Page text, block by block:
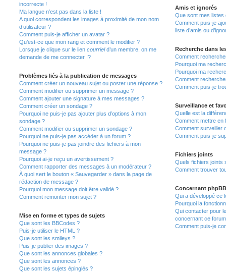
incorrecte !
Ma langue n’est pas dans la liste !
A quoi correspondent les images à proximité de mon nom
d’utilisateur ?
Comment puis-je afficher un avatar ?
Qu’est-ce que mon rang et comment le modifier ?
Lorsque je clique sur le lien courrield’un membre, on me
demande de me connecter !?
Problèmes liés à la publication de messages
Comment créer un nouveau sujet ou poster une réponse ?
Comment modifier ou supprimer un message ?
Comment ajouter une signature à mes messages ?
Comment créer un sondage ?
Pourquoi ne puis-je pas ajouter plus d’options à mon
sondage ?
Comment modifier ou supprimer un sondage ?
Pourquoi ne puis-je pas accéder à un forum ?
Pourquoi ne puis-je pas joindre des fichiers à mon
message ?
Pourquoi ai-je reçu un avertissement ?
Comment rapporter des messages à un modérateur ?
À quoi sert le bouton « Sauvegarder » dans la page de
rédaction de message ?
Pourquoi mon message doit être validé ?
Comment remonter mon sujet ?
Mise en forme et types de sujets
Que sont les BBCodes ?
Puis-je utiliser le HTML ?
Que sont les smileys ?
Puis-je publier des images ?
Que sont les annonces globales ?
Que sont les annonces ?
Que sont les sujets épinglés ?
Amis et ignorés
Que sont mes listes
Comment puis-je
liste d’amis ou
Recherche dans
Comment
Pourquoi ma
Pourquoi ma
Comment
Comment puis-je
Surveillance et
Quelle est la
Comment mettre en
Comment surveiller
Comment puis-je
Fichiers joints
Quels fichiers joints
Comment trouver
Concernant phpBB
Qui a développé ce
Pourquoi la
Qui contacter pour
concernant ce
Comment puis-je